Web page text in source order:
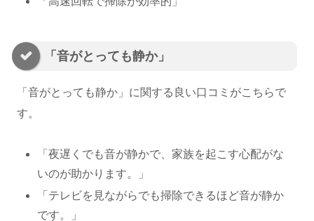
「音がとっても静か」
「音がとっても静か」に関する良い口コミがこちらで
す。
「夜遅くでも音が静かで、家族を起こす心配がな
いのが助かります。」
「テレビを見ながらでも掃除できるほど音が静か
です。」